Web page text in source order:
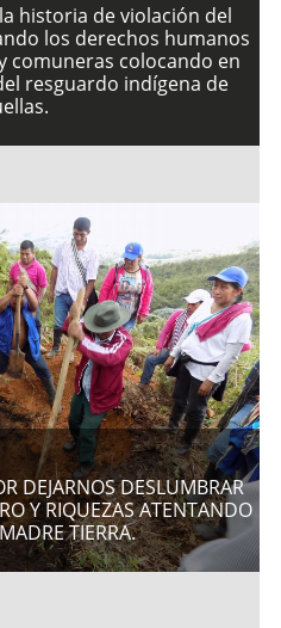
historia de violación del
los derechos humanos
comuneras colocando en
resguardo indígena de
DEJARNOS DESLUMBRAR
Y RIQUEZAS ATENTANDO
TIERRA.